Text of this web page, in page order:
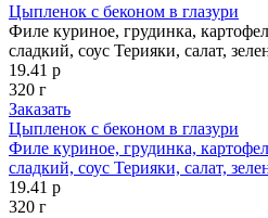
Цыпленок с беконом в глазури
Филе куриное, грудинка,
сладкий, соус Терияки, салат,
19.41 р
320 г
Заказать
Цыпленок с беконом в глазури
Филе куриное, грудинка,
сладкий, соус Терияки, салат,
19.41 р
320 г